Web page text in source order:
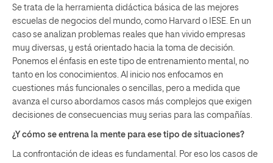
Se trata de la herramienta didáctica básica de las mejores
escuelas de negocios del mundo, como Harvard o IESE. En un
caso se analizan problemas reales que han vivido empresas
muy diversas, y está orientado hacia la toma de decisión.
Ponemos el énfasis en este tipo de entrenamiento mental, no
tanto en los conocimientos. Al inicio nos enfocamos en
cuestiones más funcionales o sencillas, pero a medida que
avanza el curso abordamos casos más complejos que exigen
decisiones de consecuencias muy serias para las compañías.
¿Y cómo se entrena la mente para ese tipo de situaciones?
La confrontación de ideas es fundamental. Por eso los casos de